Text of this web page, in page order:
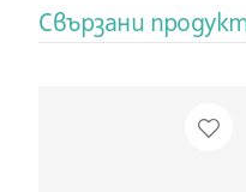
уведомете Вашия лекар или
всички възможни нежелани
Какво съдържа тази
1. Какво представлява
Свързани